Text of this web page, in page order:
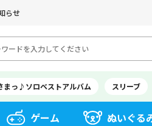
らせ
まっ♪ソロベストアルバム スリーブ
ゲーム ぬいぐる